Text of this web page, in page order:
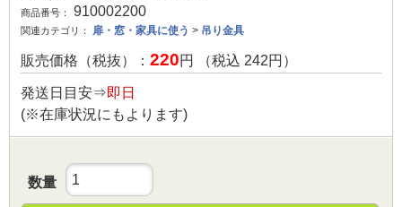
商品番号： 910002200
関連カテゴリ： 扉・窓・家具に使う > 吊り金具
販売価格（税抜）： 220円 （税込 242円）
発送日目安⇒即日
(※在庫状況にもよります)
数量